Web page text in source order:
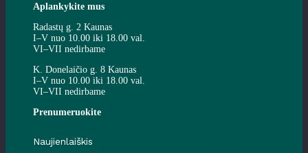
Aplankykite mus
Radastų g. 2 Kaunas
I–V nuo 10.00 iki 18.00 val.
VI–VII nedirbame
K. Donelaičio g. 8 Kaunas
I–V nuo 10.00 iki 18.00 val.
VI–VII nedirbame
Prenumeruokite
Naujienlaiškis